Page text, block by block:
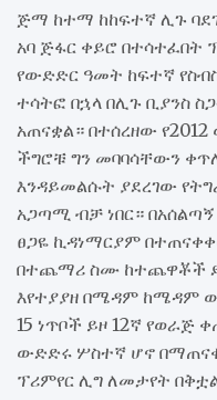
ጅማ ከተማ ከከፍተኛ ሊጉ
አባ ጅፋር ቀይሮ በተሳተፈበት
የውድድር ዓመት ከፍተኛ
ተሳትፎ በኋላ በሊጉ ቢያንስ
አጠናቋል። በተሰረዘው
ችግሮቹ ግን መባባሳቸውን
እንዳይመልሱት ያደረገው
አጋጣሚ ብቻ ነበር።
ፀጋዬ ኪዳነማርያም
በተጨማሪ ስሙ ከተጨዋቾች
እየተያያዘ በሜዳም ከሜዳም
15 ነጥቦች ይዞ 12ኛ
ውድድሩ ሦስተኛ ሆኖ
ፕሪምየር ሊግ ለመታየት